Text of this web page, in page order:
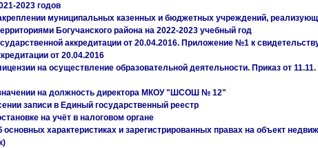
2023 годов
муниципальных казенных и бюджетных учреждений,
Богучанского района на 2022-2023 учебный год
аккредитации от 20.04.2016. Приложение №1 к
от 20.04.2016
на осуществление образовательной деятельности. Приказ от
на должность директора МКОУ "ШСОШ № 12"
записи в Единый государственный реестр
на учёт в налоговом органе
характеристиках и зарегистрированных правах на объект